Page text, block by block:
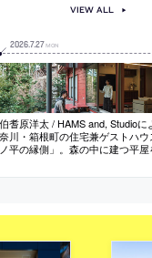
2026.7.27 MON
伯耆原洋太 / HAMS and, Studioに
奈川・箱根町の住宅兼ゲストハウ
ノ平の縁側」。森の中に建つ平屋
構成に着目し、内外を繋ぐと共
外の新たな関係に寄与
VIEW ALL